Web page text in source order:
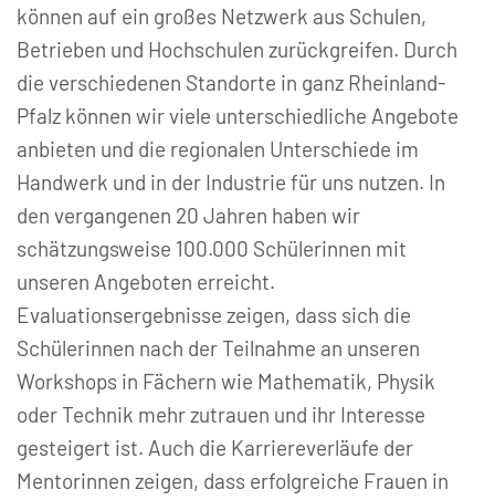
können auf ein großes Netzwerk aus Schulen,
Betrieben und Hochschulen zurückgreifen. Durch
die verschiedenen Standorte in ganz Rheinland-
Pfalz können wir viele unterschiedliche Angebote
anbieten und die regionalen Unterschiede im
Handwerk und in der Industrie für uns nutzen. In
den vergangenen 20 Jahren haben wir
schätzungsweise 100.000 Schülerinnen mit
unseren Angeboten erreicht.
Evaluationsergebnisse zeigen, dass sich die
Schülerinnen nach der Teilnahme an unseren
Workshops in Fächern wie Mathematik, Physik
oder Technik mehr zutrauen und ihr Interesse
gesteigert ist. Auch die Karriereverläufe der
Mentorinnen zeigen, dass erfolgreiche Frauen in